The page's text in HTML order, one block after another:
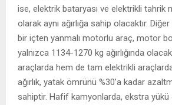
ise, elektrik bataryası ve elektrikli tahrik
olarak aynı ağırlığa sahip olacaktır.
bir içten yanmalı motorlu araç, motor
yalnızca 1134-1270 kg ağırlığında
araçlarda hem de tam elektrikli
ağırlık, yatak ömrünü %30’a kadar
sahiptir. Hafif kamyonlarda, ekstra